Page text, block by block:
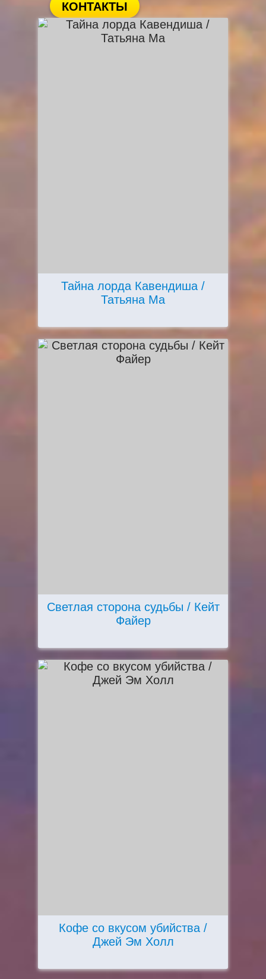
КОНТАКТЫ
Тайна лорда Кавендиша /
Татьяна Ма
Светлая сторона судьбы / Кейт
Файер
Кофе со вкусом убийства /
Джей Эм Холл